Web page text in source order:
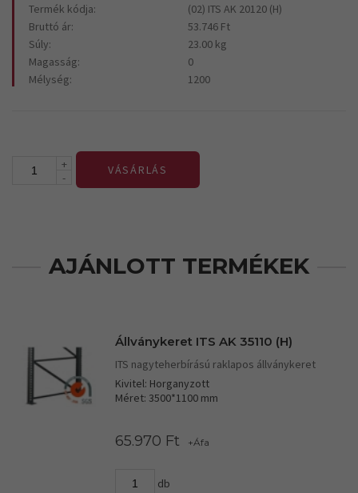
Termék kódja:
(02) ITS AK 20120 (H)
Bruttó ár:
53.746 Ft
Súly:
23.00 kg
Magasság:
0
Mélység:
1200
+
-
VÁSÁRLÁS
AJÁNLOTT TERMÉKEK
Állványkeret ITS AK 35110 (H)
ITS nagyteherbírású raklapos állványkeret
Kivitel: Horganyzott
Méret: 3500*1100 mm
65.970 Ft +Áfa
db